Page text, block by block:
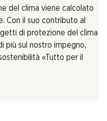
del clima viene calcolato
Con il suo contributo al
di protezione del clima
più sul nostro impegno,
«Tutto per il